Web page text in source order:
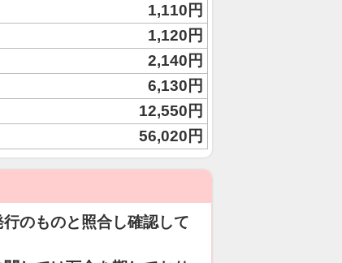
1,110円
1,120円
2,140円
6,130円
12,550円
56,020円
のものと照合し確認して